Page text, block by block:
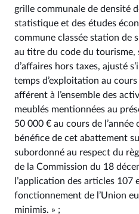
grille communale de densité
statistique et des études
commune classée station de
au titre du code du tourisme,
d’affaires hors taxes, ajusté
temps d’exploitation au cours
afférent à l’ensemble des
meublés mentionnées au
50 000 € au cours de l’année
bénéfice de cet abattement
subordonné au respect du
de la Commission du 18
l’application des articles
fonctionnement de l’Union
minimis. » ;